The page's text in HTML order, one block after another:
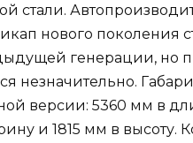
стали.
нового поколения
генерации, но
незначительно.
версии: 5360 мм в
и 1815 мм в высоту.